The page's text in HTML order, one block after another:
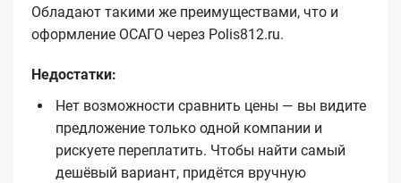
Обладают такими же преимуществами, что и
оформление ОСАГО через Polis812.ru.
Недостатки:
Нет возможности сравнить цены — вы видите
предложение только одной компании и
рискуете переплатить. Чтобы найти самый
дешёвый вариант, придётся вручную